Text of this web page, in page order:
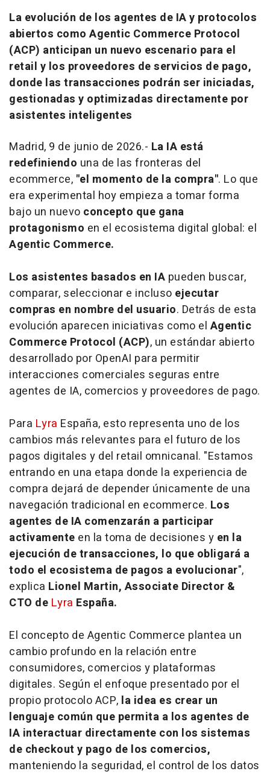
La evolución de los agentes de IA y protocolos
abiertos como Agentic Commerce Protocol
(ACP) anticipan un nuevo escenario para el
retail y los proveedores de servicios de pago,
donde las transacciones podrán ser iniciadas,
gestionadas y optimizadas directamente por
asistentes inteligentes
Madrid, 9 de junio de 2026.- La IA está
redefiniendo una de las fronteras del
ecommerce, "el momento de la compra". Lo que
era experimental hoy empieza a tomar forma
bajo un nuevo concepto que gana
protagonismo en el ecosistema digital global: el
Agentic Commerce.
Los asistentes basados en IA pueden buscar,
comparar, seleccionar e incluso ejecutar
compras en nombre del usuario. Detrás de esta
evolución aparecen iniciativas como el Agentic
Commerce Protocol (ACP), un estándar abierto
desarrollado por OpenAI para permitir
interacciones comerciales seguras entre
agentes de IA, comercios y proveedores de pago.
Para Lyra España, esto representa uno de los
cambios más relevantes para el futuro de los
pagos digitales y del retail omnicanal. "Estamos
entrando en una etapa donde la experiencia de
compra dejará de depender únicamente de una
navegación tradicional en ecommerce. Los
agentes de IA comenzarán a participar
activamente en la toma de decisiones y en la
ejecución de transacciones, lo que obligará a
todo el ecosistema de pagos a evolucionar",
explica Lionel Martin, Associate Director &
CTO de Lyra España.
El concepto de Agentic Commerce plantea un
cambio profundo en la relación entre
consumidores, comercios y plataformas
digitales. Según el enfoque presentado por el
propio protocolo ACP, la idea es crear un
lenguaje común que permita a los agentes de
IA interactuar directamente con los sistemas
de checkout y pago de los comercios,
manteniendo la seguridad, el control de los datos